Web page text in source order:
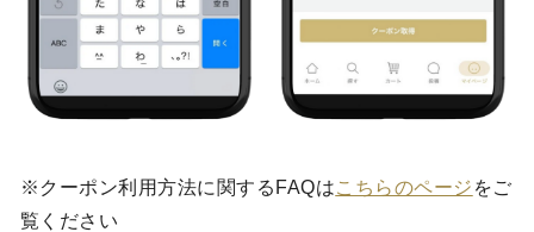
※クーポン利用方法に関するFAQはこちらのページ をご
覧ください